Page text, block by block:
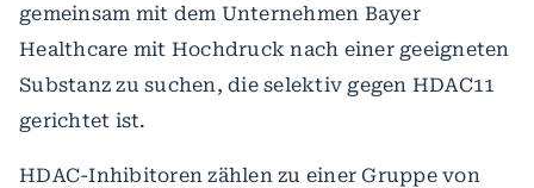
gemeinsam mit dem Unternehmen Bayer
Healthcare mit Hochdruck nach einer geeigneten
Substanz zu suchen, die selektiv gegen HDAC11
gerichtet ist.
HDAC-Inhibitoren zählen zu einer Gruppe von